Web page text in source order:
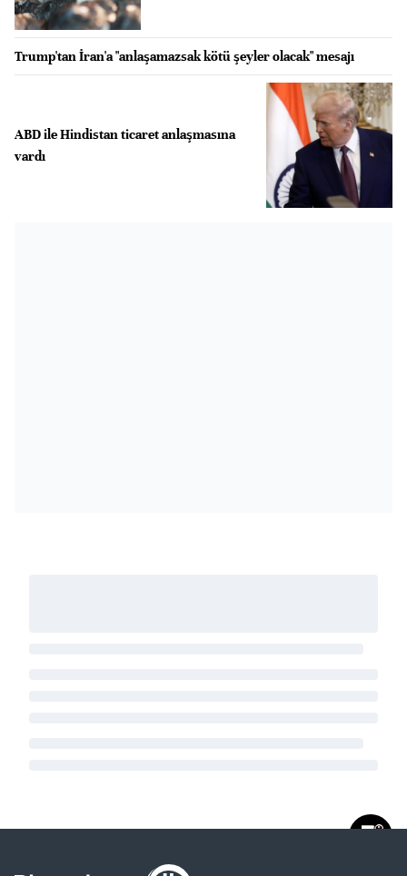
Trump'tan İran'a "anlaşamazsak kötü şeyler olacak" mesajı
ABD ile Hindistan ticaret anlaşmasına
vardı